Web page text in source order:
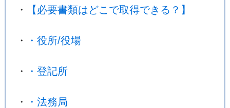
・ 【必要書類はどこで取得できる？】
・ ・役所/役場
・ ・登記所
・ ・法務局